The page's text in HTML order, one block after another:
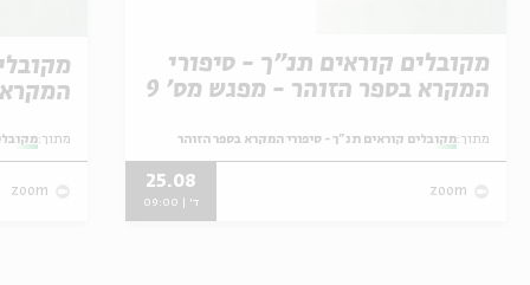
מקובלים קוראים תנ"ך - סיפורי
המקרא בספר הזוהר - מפגש מס' 9
מתוך:מקובלים קוראים תנ"ך - סיפורי המקרא בספר הזוהר
zoom
25.08
ד' | 09:00
מתוך:
zoom